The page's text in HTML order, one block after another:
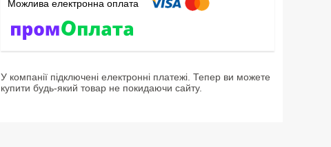
У компанії підключені електронні платежі. Тепер ви можете
купити будь-який товар не покидаючи сайту.